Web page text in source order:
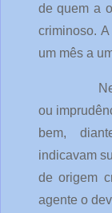
de quem a
criminoso.
um mês a
ou
bem,
indicavam
de origem
agente o